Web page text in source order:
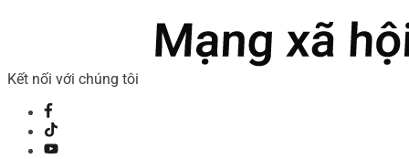
Kết nối với chúng tôi